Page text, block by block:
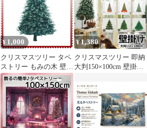
¥ 1,000
クリスマスツリー タペ
ストリー もみの木 壁掛
け クリスマス 飾り
¥1,380
クリスマスツリー 即納
大判150×100cm 壁掛け
ペストリー 選べる12種
類 飾るcsjj01